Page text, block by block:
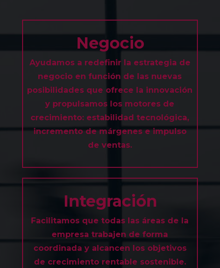
Negocio
Ayudamos a redefinir la estrategia de
negocio en función de las nuevas
posibilidades que ofrece la innovación
y propulsamos los motores de
crecimiento: estabilidad tecnológica,
incremento de márgenes e impulso
de ventas.
Integración
Facilitamos que todas las áreas de la
empresa trabajen de forma
coordinada y alcancen los objetivos
de crecimiento rentable sostenible.